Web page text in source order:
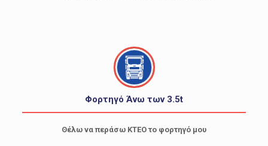
Φορτηγό Άνω των 3.5t
Θέλω να περάσω ΚΤΕΟ το φορτηγό μου